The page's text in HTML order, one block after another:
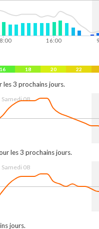
16:00
16 18 20 22
les 3 prochains jours.
Samedi 08
les 3 prochains jours.
Samedi 08
jours.